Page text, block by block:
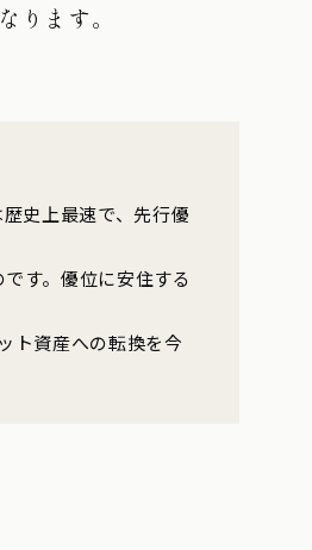
ります。
史上最速で、先行優
す。優位に安住する
ト資産への転換を今